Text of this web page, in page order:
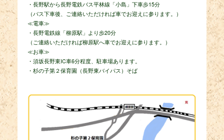
・長野駅から長野電鉄バス平林線「小島」下車歩15分
（バス下車後、ご連絡いただければ車でお迎えに参ります。）
≪電車≫
・長野電鉄線「柳原駅」より歩20分
（ご連絡いただければ柳原駅へ車でお迎えに参ります。）
≪お車≫
・須坂長野東IC車6分程度、駐車場あります。
・杉の子第２保育園（長野東バイパス）そば